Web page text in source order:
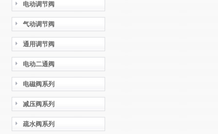
电动调节阀
气动调节阀
通用调节阀
电动二通阀
电磁阀系列
减压阀系列
疏水阀系列